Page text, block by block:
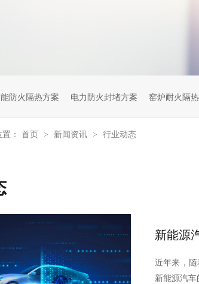
防火隔热方案 电力防火封堵方案 窑炉耐火隔
： 首页 > 新闻资讯 > 行业动态
新能源
近年来，
新能源汽